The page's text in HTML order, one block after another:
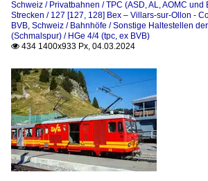
Schweiz / Privatbahnen / TPC (ASD, AL, AOMC und
Strecken / 127 [127, 128] Bex – Villars-sur-Ollon -
BVB Schweiz / Bahnhöfe / Sonstige Haltestellen
(Schmalspur) / HGe 4/4 (tpc, ex BVB)
 434 1400x933 Px, 04.03.2024